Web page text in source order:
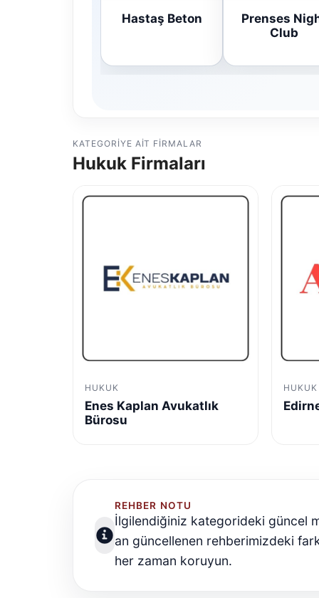
Hastaş Beton
Prenses
Club
KATEGORIYE AIT FIRMALAR
Hukuk Firmaları
HUKUK
Enes Kaplan Avukatlık
Bürosu
HUKUK
REHBER NOTU
İlgilendiğiniz kategorideki güncel
an güncellenen rehberimizdeki
her zaman koruyun.